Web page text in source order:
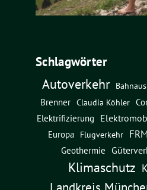
Schlagwörter
Autoverkehr
Brenner Claudia Köhler
Elektrifizierung
Europa Flugverkehr
Geothermie
Klimaschutz